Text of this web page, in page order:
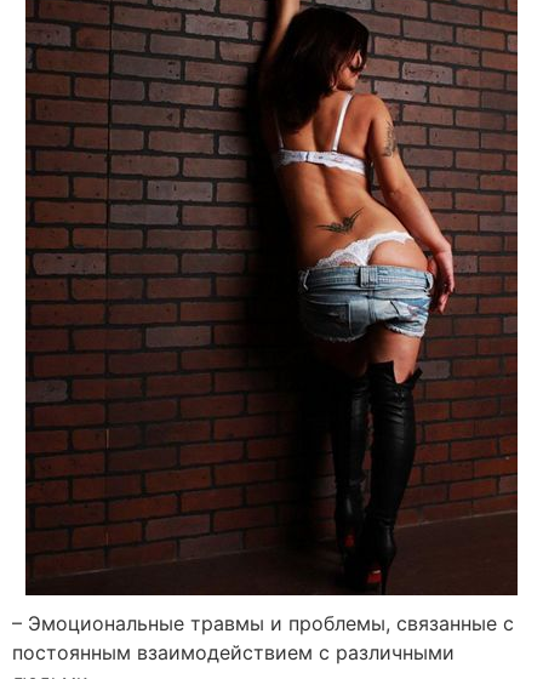
– Эмоциональные травмы и проблемы, связанные с
постоянным взаимодействием с различными